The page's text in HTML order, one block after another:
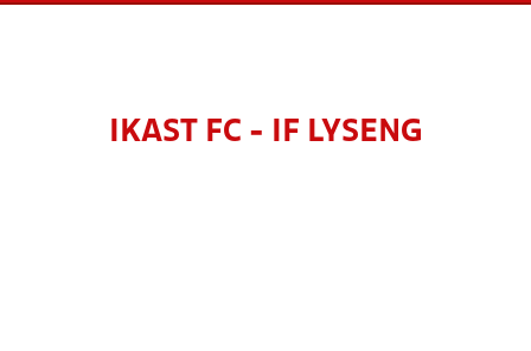
IKAST FC - IF LYSENG